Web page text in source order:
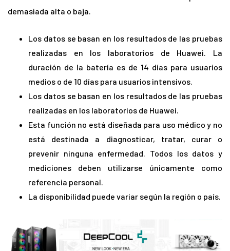
demasiada alta o baja.
Los datos se basan en los resultados de las pruebas
realizadas en los laboratorios de Huawei. La
duración de la batería es de 14 días para usuarios
medios o de 10 días para usuarios intensivos.
Los datos se basan en los resultados de las pruebas
realizadas en los laboratorios de Huawei.
Esta función no está diseñada para uso médico y no
está destinada a diagnosticar, tratar, curar o
prevenir ninguna enfermedad. Todos los datos y
mediciones deben utilizarse únicamente como
referencia personal.
La disponibilidad puede variar según la región o país.